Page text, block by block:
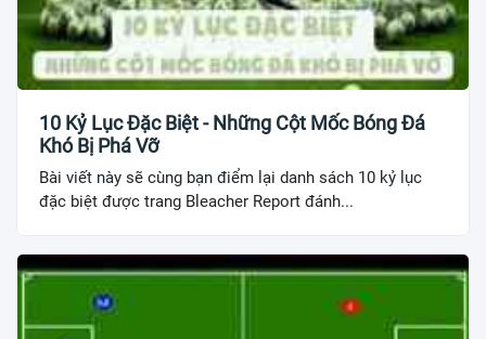
10 Kỷ Lục Đặc Biệt - Những Cột Mốc Bóng Đá
Khó Bị Phá Vỡ
Bài viết này sẽ cùng bạn điểm lại danh sách 10 kỷ lục
đặc biệt được trang Bleacher Report đánh...